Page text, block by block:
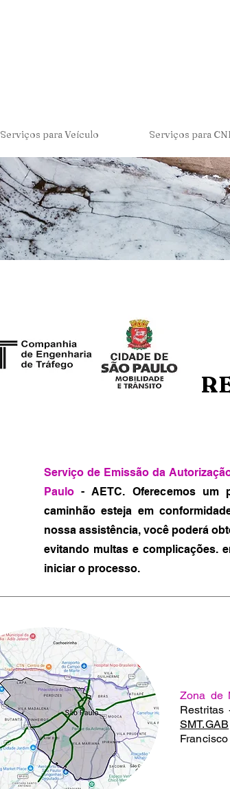
Serviços para Veículo Serviços para
Serviço de Emissão da
Paulo - AETC. Oferecemos um
caminhão esteja em
nossa assistência, você poderá
evitando multas e complicações.
iniciar o processo.
Zona de
SMT.GAB